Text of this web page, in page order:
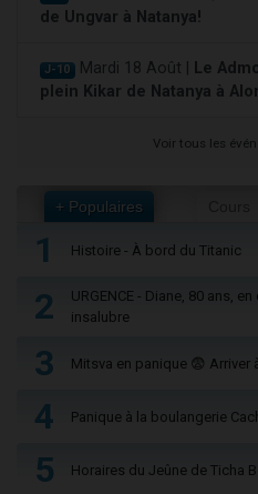
de Ungvar à Natanya!
J-10 Mardi 18 Août |
Le
plein Kikar de Natanya à
Voir tous les
+ Populaires
1 Histoire - À bord du Titanic
2
URGENCE - Diane, 80 ans,
insalubre
3 Mitsva en panique 😨 Arriver
4 Panique à la boulangerie
5 Horaires du Jeûne de Ticha